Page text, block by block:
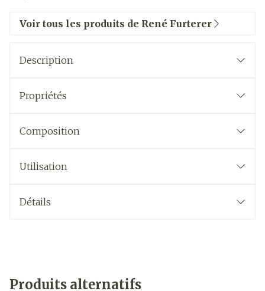
Voir tous les produits de René Furterer
Description
Propriétés
Composition
Utilisation
Détails
Produits alternatifs